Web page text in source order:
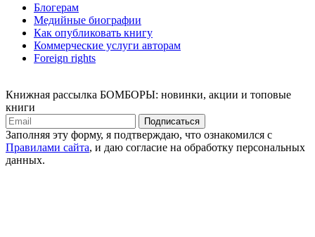
Блогерам
Медийные биографии
Как опубликовать книгу
Коммерческие услуги авторам
Foreign rights
Книжная рассылка БОМБОРЫ: новинки, акции и топовые
книги
Подписаться
Заполняя эту форму, я подтверждаю, что ознакомился с
Правилами сайта, и даю согласие на обработку персональных
данных.